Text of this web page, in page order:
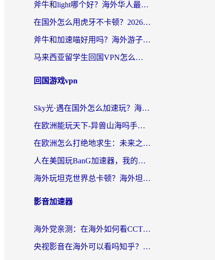
斧牛和light哪个好？海外华人最关心的回国加速器选择难题，一篇讲透
在国外怎么用虎牙不卡顿？2026海外华人亲测有效的回国加速器选择指南
斧牛和加速喵好用吗？海外游子的真实选择困境
马来西亚留学生回国VPN怎么选？3个避坑点+1款实测好用的加速器推荐
回国游戏vpn
Sky光·遇在国外怎么加速玩？海外党亲测有效的国服游戏加速指南
在欧洲能玩天下-异兽山海吗手游？海外玩家的加速器生存指南
在欧洲怎么打绝地求生：未来之役不卡？留学生亲测的加速器避坑指南
人在美国玩BanG加速器，我的延迟终于绿了
海外玩坦克世界总卡顿？海外坦克世界加速器有哪些？实测好用的选择在这里
影音加速器
海外党亲测：在海外如何看CCTV？告别“仅限大陆播放”的实用指南
央视影音在海外可以看吗知乎？留学生亲测：3步解决地域限制+追剧自由